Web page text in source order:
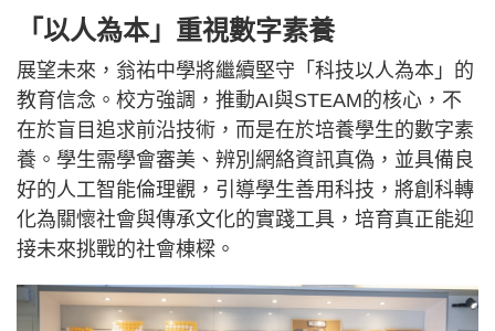
「以人為本」重視數字素養
展望未來，翁祐中學將繼續堅守「科技以人為本」的
教育信念。校方強調，推動AI與STEAM的核心，不
在於盲目追求前沿技術，而是在於培養學生的數字素
養。學生需學會審美、辨別網絡資訊真偽，並具備良
好的人工智能倫理觀，引導學生善用科技，將創科轉
化為關懷社會與傳承文化的實踐工具，培育真正能迎
接未來挑戰的社會棟樑。